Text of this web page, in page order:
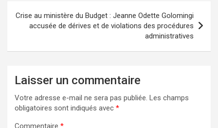
Crise au ministère du Budget : Jeanne Odette Golomingi
accusée de dérives et de violations des procédures
administratives
Laisser un commentaire
Votre adresse e-mail ne sera pas publiée. Les champs
obligatoires sont indiqués avec *